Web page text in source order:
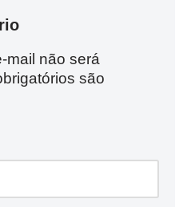
mail não será
são